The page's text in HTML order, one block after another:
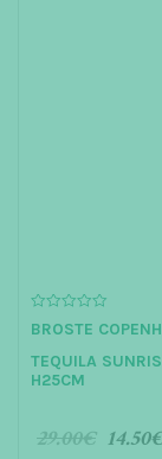
o
t
o
f
BROSTE
TEQUILA
H25CM
29.00€ 14.50